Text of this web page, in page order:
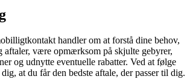
handler om at forstå dine behov,
aftaler, være opmærksom på skjulte gebyrer,
og udnytte eventuelle rabatter. Ved at følge
at du får den bedste aftale, der passer til dig.